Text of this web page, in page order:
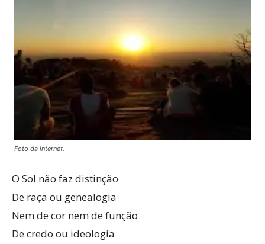
Foto da internet.
O Sol não faz distinção
De raça ou genealogia
Nem de cor nem de função
De credo ou ideologia